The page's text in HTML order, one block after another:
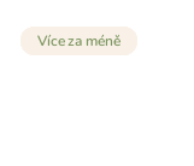
Více za méně
Více za méně
Více za méně
Více za méně
Více za méně